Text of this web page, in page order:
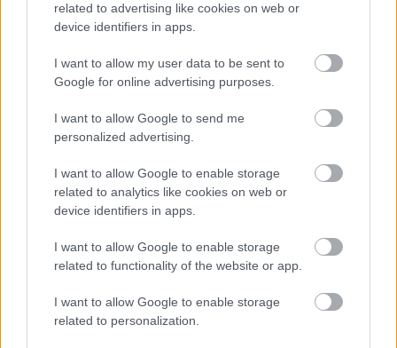
related to advertising like cookies on web or
device identifiers in apps.
I want to allow my user data to be sent to
Google for online advertising purposes.
I want to allow Google to send me
personalized advertising.
I want to allow Google to enable storage
related to analytics like cookies on web or
device identifiers in apps.
I want to allow Google to enable storage
related to functionality of the website or app.
I want to allow Google to enable storage
related to personalization.
AC MilanvsManchester United2026-08-15 18:00
ELŐZŐ MÉRKŐZÉSEK
Támogatás
Támogasd adományoddal
a ManUtdFanatics.hu működését!